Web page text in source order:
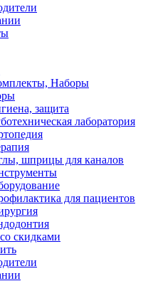
Наборы
защита
лаборатория
шприцы для каналов
для пациентов
скидками